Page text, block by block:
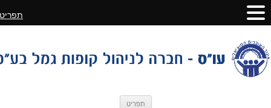
תפריט
תפריט